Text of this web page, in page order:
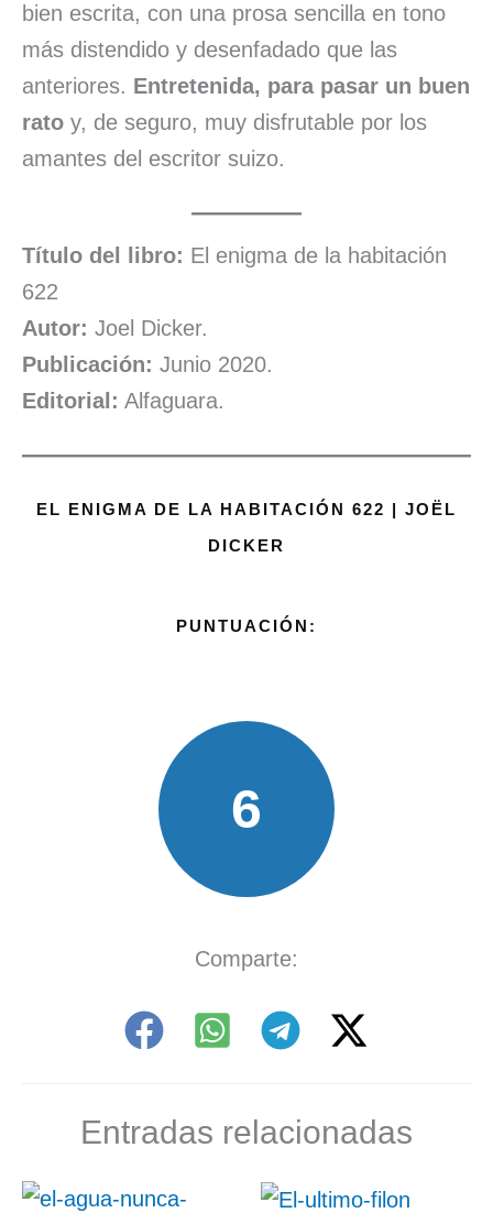
bien escrita, con una prosa sencilla en tono
más distendido y desenfadado que las
anteriores. Entretenida, para pasar un buen
rato y, de seguro, muy disfrutable por los
amantes del escritor suizo.
Título del libro: El enigma de la habitación
622
Autor: Joel Dicker.
Publicación: Junio 2020.
Editorial: Alfaguara.
EL ENIGMA DE LA HABITACIÓN 622 | JOËL
DICKER
PUNTUACIÓN:
6
Comparte:
Entradas relacionadas